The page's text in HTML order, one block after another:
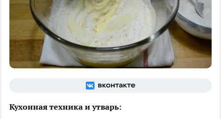
Кухонная техника и утварь: